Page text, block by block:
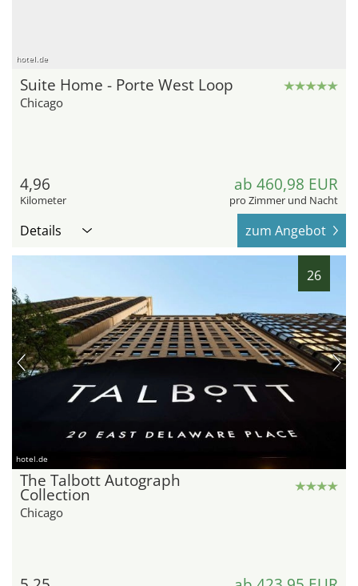
hotel.de
Suite Home - Porte West Loop
Chicago
4,96
Kilometer
ab 460,98 EUR
pro Zimmer und Nacht
Details zum Angebot
26
hotel.de
The Talbott Autograph
Collection
Chicago